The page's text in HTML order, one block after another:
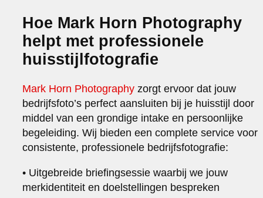
Hoe Mark Horn Photography
helpt met professionele
huisstijlfotografie
Mark Horn Photography zorgt ervoor dat jouw
bedrijfsfoto’s perfect aansluiten bij je huisstijl door
middel van een grondige intake en persoonlijke
begeleiding. Wij bieden een complete service voor
consistente, professionele bedrijfsfotografie:
• Uitgebreide briefingsessie waarbij we jouw
merkidentiteit en doelstellingen bespreken